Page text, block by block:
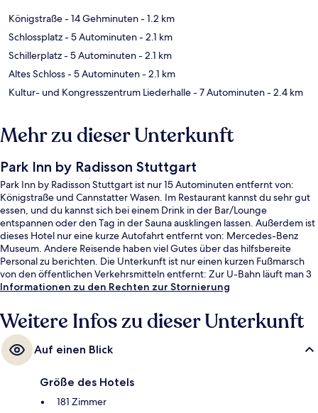
Königstraße- 14 Gehminuten- 1.2 km
Schlossplatz- 5 Autominuten- 2.1 km
Schillerplatz- 5 Autominuten- 2.1 km
Altes Schloss- 5 Autominuten- 2.1 km
Kultur- und Kongresszentrum Liederhalle- 7 Autominuten- 2.4 km
Mehr zu dieser Unterkunft
Park Inn by Radisson Stuttgart
Park Inn by Radisson Stuttgart ist nur 15 Autominuten entfernt von:
Königstraße und Cannstatter Wasen. Im Restaurant kannst du sehr gut
essen, und du kannst sich bei einem Drink in der Bar/Lounge
entspannen oder den Tag in der Sauna ausklingen lassen. Außerdem ist
dieses Hotel nur eine kurze Autofahrt entfernt von: Mercedes-Benz
Museum. Andere Reisende haben viel Gutes über das hilfsbereite
Personal zu berichten. Die Unterkunft ist nur einen kurzen Fußmarsch
von den öffentlichen Verkehrsmitteln entfernt: Zur U-Bahn läuft man 3
Minuten (U-Bahn-Station Marienplatz) bzw. 8 Minuten (U-Bahn-Station
Informationen zu den Rechten zur Stornierung
Weitere Infos zu dieser Unterkunft
Auf einen Blick
Größe des Hotels
181 Zimmer